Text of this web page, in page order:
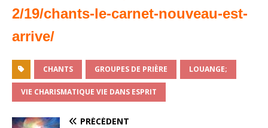
2/19/chants-le-carnet-nouveau-est-
arrive/
CHANTS GROUPES DE PRIÈRE LOUANGE;
VIE CHARISMATIQUE VIE DANS ESPRIT
PRÉCÉDENT